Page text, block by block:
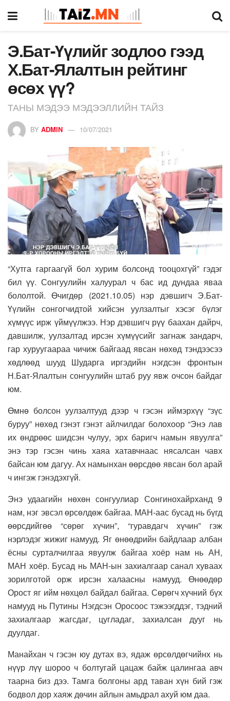
Э.Бат-Үүлийг зодлоо гээд
Х.Бат-Ялалтын рейтинг
өсөх үү?
ТАНЫ МЭДЭЭ МЭДЭЭЛЛИЙН ТАЙЗ
BY ADMIN 10/07/2021
“Хутга гаргаагүй бол хурим болсонд тооцохгүй” гэдэг
бил үү. Сонгуулийн халуурал ч бас ид дундаа яваа
бололтой. Өчигдөр (2021.10.05) нэр дэвшигч Э.Бат-
Үүлийн сонгогчидтой хийсэн уулзалтыг хэсэг бүлэг
хүмүүс ирж үймүүлжээ. Нэр дэвшигч рүү баахан дайрч,
давшилж, уулзалтад ирсэн хүмүүсийг загнаж зандарч,
гар хуруугаараа чичиж байгаад явсан нөхөд тэндээсээ
хөдлөөд шууд Шударга иргэдийн нэгдсэн фронтын
Н.Бат-Ялалтын сонгуулийн штаб руу явж очсон байдаг
юм.
Өмнө болсон уулзалтууд дээр ч гэсэн иймэрхүү “зүс
буруу” нөхөд гэнэт гэнэт айлчилдаг болохоор “Энэ лав
их өндрөөс шидсэн чулуу, эрх баригч намын явуулга”
энэ тэр гэсэн чинь хаяа хатавчнаас нясалсан чавх
байсан юм дагуу. Ах намынхан өөрсдөө явсан бол арай
ч ингэж гэнэдэхгүй.
Энэ удаагийн нөхөн сонгуулиар Сонгинохайрханд 9
нам, нэг эвсэл өрсөлдөж байгаа. МАН-аас бусад нь бүгд
өөрсдийгөө “сөрөг хүчин”, “гуравдагч хүчин” гэж
нэрлэдэг жижиг намууд. Яг өнөөдрийн байдлаар албан
ёсны сурталчилгаа явуулж байгаа хоёр нам нь АН,
МАН хоёр. Бусад нь МАН-ын захиалгаар санал хуваах
зорилготой орж ирсэн халаасны намууд. Өнөөдөр
Орост яг ийм нөхцөл байдал байгаа. Сөрөгч хүчний бүх
намууд нь Путины Нэгдсэн Оросоос тэжээгддэг, тэдний
захиалгаар жагсдаг, цугладаг, захиалсан дууг нь
дуулдаг.
Манайхан ч гэсэн юу дутах вэ, ядаж өрсөлдөгчийнх нь
нүүр лүү шороо ч болтугай цацаж байж цалингаа авч
таарна биз дээ. Тамга болгоны ард таван хүн бий гэж
бодвол дор хаяж дөчин айлын амьдрал ахуй юм даа.